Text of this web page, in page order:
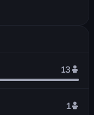
13
1